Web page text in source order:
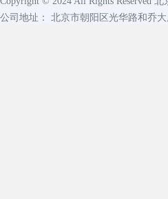
公司地址： 北京市朝阳区光华路和乔大